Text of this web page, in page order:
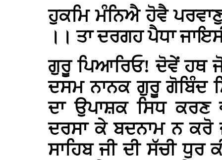
ਹੁਕਮਿ ਮੰਨਿਐ ਹੋਵੈ
।। ਤਾ ਦਰਗਹ ਪੈਧਾ
ਗੁਰੂ ਪਿਆਰਿਓ! ਦੋਵੇਂ ਹਥ
ਦਸਮ ਨਾਨਕ ਗੁਰੂ ਗੋਬਿੰਦ
ਦਾ ਉਪਾਸ਼ਕ ਸਿਧ ਕਰਣ
ਦਰਸਾ ਕੇ ਬਦਨਾਮ ਨ
ਸਾਹਿਬ ਜੀ ਦੀ ਸੱਚੀ ਧੁਰ